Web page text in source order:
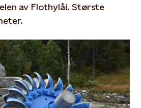
av Flothylåi. Største